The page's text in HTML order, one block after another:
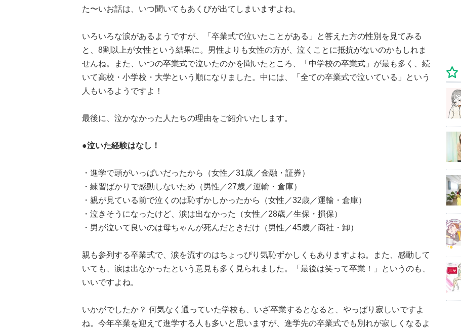
た〜いお話は、いつ聞いてもあくびが出てしまいますよね。
いろいろな涙があるようですが、「卒業式で泣いたことがある」と答えた方の性別を見てみる
と、8割以上が女性という結果に。男性よりも女性の方が、泣くことに抵抗がないのかもしれま
せんね。また、いつの卒業式で泣いたのかを聞いたところ、「中学校の卒業式」が最も多く、続
いて高校・小学校・大学という順になりました。中には、「全ての卒業式で泣いている」という
人もいるようですよ！
最後に、泣かなかった人たちの理由をご紹介いたします。
●泣いた経験はなし！
・進学で頭がいっぱいだったから（女性／31歳／金融・証券）
・練習ばかりで感動しないため（男性／27歳／運輸・倉庫）
・親が見ている前で泣くのは恥ずかしかったから（女性／32歳／運輸・倉庫）
・泣きそうになったけど、涙は出なかった（女性／28歳／生保・損保）
・男が泣いて良いのは母ちゃんが死んだときだけ（男性／45歳／商社・卸）
親も参列する卒業式で、涙を流すのはちょっぴり気恥ずかしくもありますよね。また、感動して
いても、涙は出なかったという意見も多く見られました。「最後は笑って卒業！」というのも、
いいですよね。
いかがでしたか？ 何気なく通っていた学校も、いざ卒業するとなると、やっぱり寂しいですよ
ね。今年卒業を迎えて進学する人も多いと思いますが、進学先の卒業式でも別れが寂しくなるよ